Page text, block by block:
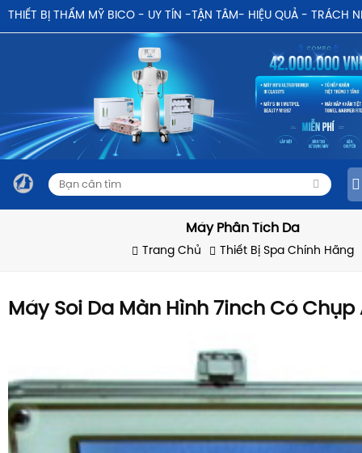
THIẾT BỊ THẨM MỸ BICO - UY TÍN -TẬN TÂM- HIỆU QUẢ - TRÁCH
Máy Phân Tích Da
Trang Chủ Thiết Bị Spa Chính Hãng
Máy Soi Da Màn Hình 7inch Có Chụp